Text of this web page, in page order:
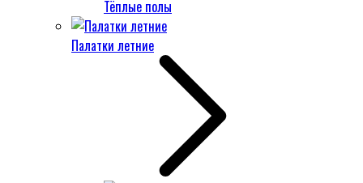
Тёплые полы
Палатки летние